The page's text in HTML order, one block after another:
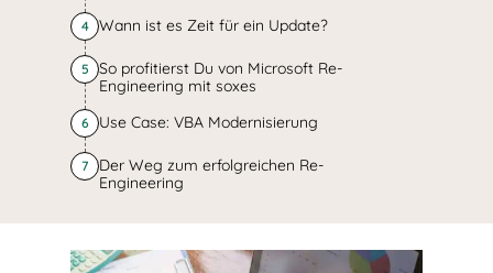
4 Wann ist es Zeit für ein Update?
5
So profitierst Du von Microsoft Re-
Engineering mit soxes
6 Use Case: VBA Modernisierung
7
Der Weg zum erfolgreichen Re-
Engineering